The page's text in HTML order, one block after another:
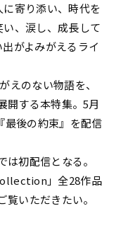
寄り添い、時代を
、涙し、成長して
がよみがえるライ
えのない物語を、
開する本特集。5月
最後の約束』を配信
初配信となる。
」全28作品
いただきたい。